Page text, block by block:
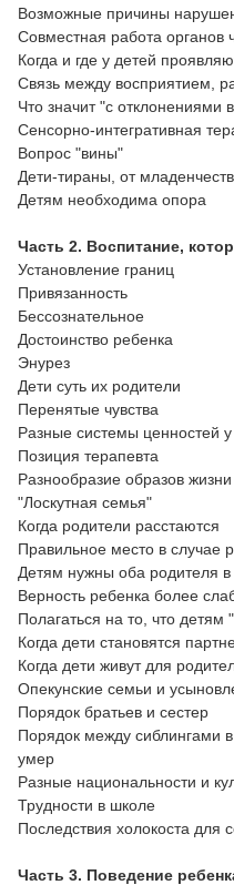
Возможные причины
Совместная работа органов
Когда и где у детей
Связь между восприятием,
Что значит "с отклонениями
Сенсорно-интегративная
Вопрос "вины"
Дети-тираны, от
Детям необходима опора
Часть 2. Воспитание,
Установление границ
Привязанность
Бессознательное
Достоинство ребенка
Энурез
Дети суть их родители
Перенятые чувства
Разные системы ценностей
Позиция терапевта
Разнообразие образов
"Лоскутная семья"
Когда родители расстаются
Правильное место в случае
Детям нужны оба родителя в
Верность ребенка более
Полагаться на то, что
Когда дети становятся
Когда дети живут для
Опекунские семьи и
Порядок братьев и сестер
Порядок между сиблингами
умер
Разные национальности и
Трудности в школе
Последствия холокоста для
Часть 3. Поведение